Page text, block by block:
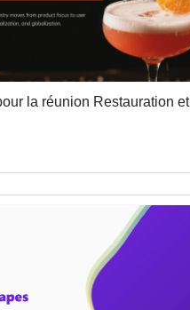
la réunion Restauration et